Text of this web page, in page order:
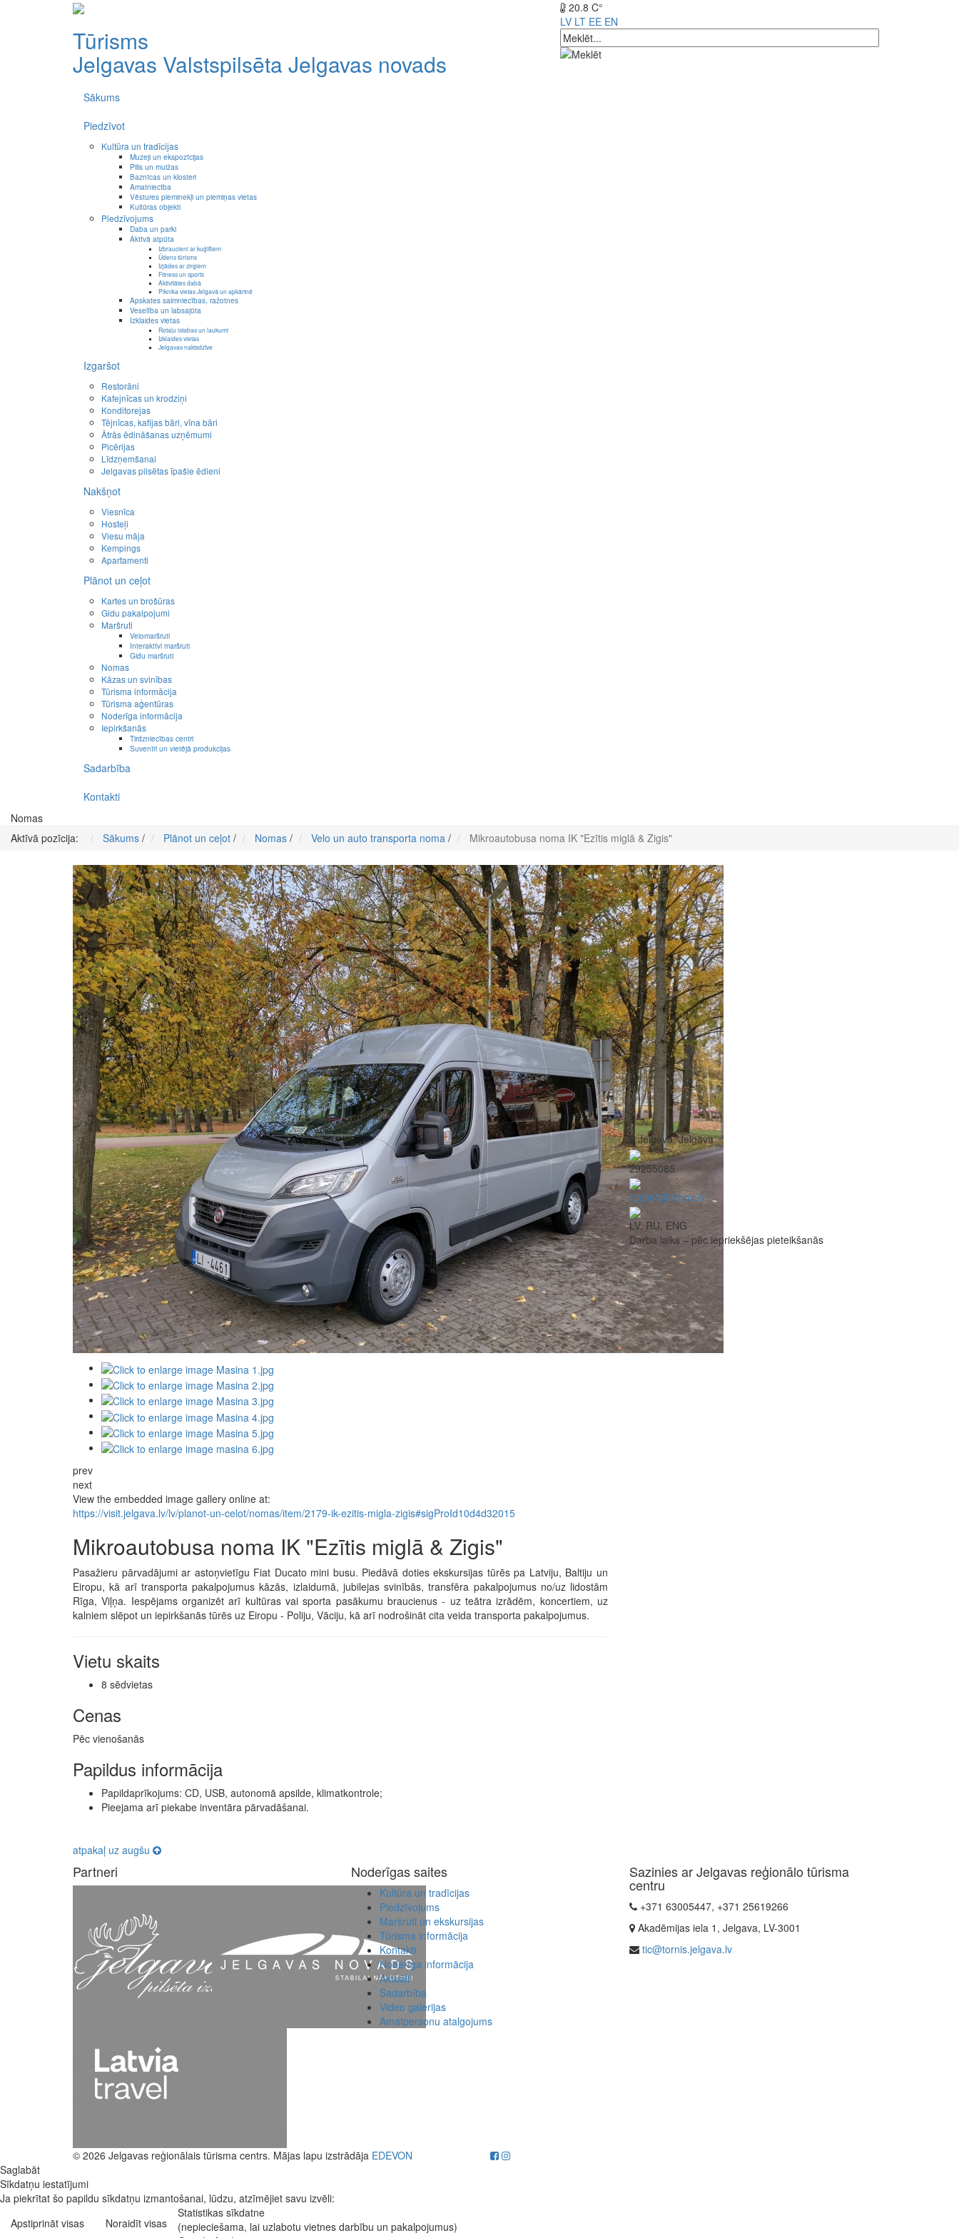
Tūrisms
Jelgavas Valstspilsēta Jelgavas novads
20.8 C°
LV LT EE EN
Sākums
Piedzīvot
Kultūra un tradīcijas
Muzeji un ekspozīcijas
Pilis un muižas
Baznīcas un klosteri
Amatniecība
Vēstures pieminekļi un piemiņas vietas
Kultūras objekti
Piedzīvojums
Daba un parki
Aktīvā atpūta
Izbraucieni ar kuģīšiem
Ūdens tūrisms
Izjādes ar zirgiem
Fitness un sports
Aktivitātes dabā
Piknika vietas Jelgavā un apkārtnē
Apskates saimniecības, ražotnes
Veselība un labsajūta
Izklaides vietas
Rotaļu istabas un laukumi
Izklaides vietas
Jelgavas naktsdzīve
Izgaršot
Restorāni
Kafejnīcas un krodziņi
Konditorejas
Tējnīcas, kafijas bāri, vīna bāri
Ātrās ēdināšanas uzņēmumi
Picērijas
Līdzņemšanai
Jelgavas pilsētas īpašie ēdieni
Nakšņot
Viesnīca
Hosteļi
Viesu māja
Kempings
Apartamenti
Plānot un ceļot
Kartes un brošūras
Gidu pakalpojumi
Maršruti
Velomaršruti
Interaktīvi maršruti
Gidu maršruti
Nomas
Kāzas un svinības
Tūrisma informācija
Tūrisma aģentūras
Noderīga informācija
Iepirkšanās
Tirdzniecības centri
Suvenīri un vietējā produkcijas
Sadarbība
Kontakti
Nomas
Aktīvā pozīcija:
Sākums / Plānot un ceļot / Nomas / Velo un auto transporta noma / Mikroautobusa noma IK "Ezītis miglā & Zigis"
prev
next
View the embedded image gallery online at:
https://visit.jelgava.lv/lv/planot-un-celot/nomas/item/2179-ik-ezitis-migla-zigis#sigProId10d4d32015
Mikroautobusa noma IK "Ezītis miglā & Zigis"
Pasažieru pārvadājumi ar astoņvietīgu Fiat Ducato mini busu. Piedāvā doties ekskursijas tūrēs pa Latviju, Baltiju un
Eiropu, kā arī transporta pakalpojumus kāzās, izlaidumā, jubilejas svinībās, transfēra pakalpojumus no/uz lidostām
Rīga, Viļņa. Iespējams organizēt arī kultūras vai sporta pasākumu braucienus - uz teātra izrādēm, koncertiem, uz
kalniem slēpot un iepirkšanās tūrēs uz Eiropu - Poliju, Vāciju, kā arī nodrošināt cita veida transporta pakalpojumus.
Vietu skaits
8 sēdvietas
Cenas
Pēc vienošanās
Papildus informācija
Papildaprīkojums: CD, USB, autonomā apsilde, klimatkontrole;
Pieejama arī piekabe inventāra pārvadāšanai.
atpakaļ uz augšu
Jelgava, Jelgava
29255085
zigis60@inbox.lv
LV, RU, ENG
Darba laiks – pēc iepriekšējas pieteikšanās
Partneri Noderīgas saites
Kultūra un tradīcijas
Piedzīvojums
Maršruti un ekskursijas
Tūrisma informācija
Kontakti
Noderīga informācija
Aktuāli
Sadarbība
Video galerijas
Amatpersonu atalgojums
Sazinies ar Jelgavas reģionālo tūrisma
centru
+371 63005447, +371 25619266
Akadēmijas iela 1, Jelgava, LV-3001
tic@tornis.jelgava.lv
© 2026 Jelgavas reģionālais tūrisma centrs. Mājas lapu izstrādāja EDEVON
Saglabāt
Sīkdatņu iestatījumi
Ja piekrītat šo papildu sīkdatņu izmantošanai, lūdzu, atzīmējiet savu izvēli:
Apstiprināt visas
Noraidīt visas
Statistikas sīkdatne
(nepieciešama, lai uzlabotu vietnes darbību un pakalpojumus)